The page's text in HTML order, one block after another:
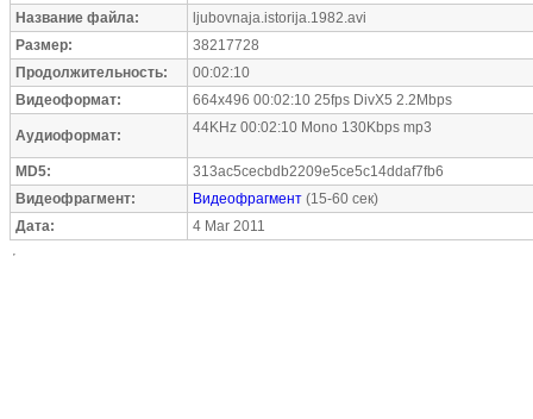
Название файла:
ljubovnaja.istorija.1982.avi
Размер:
38217728
Продолжительность:
00:02:10
Видеоформат:
664x496 00:02:10 25fps DivX5 2.2Mbps
Аудиоформат: 44KHz 00:02:10 Mono 130Kbps mp3
MD5:
313ac5cecbdb2209e5ce5c14ddaf7fb6
Видеофрагмент:
Видеофрагмент (15-60 сек)
Дата:
4 Mar 2011